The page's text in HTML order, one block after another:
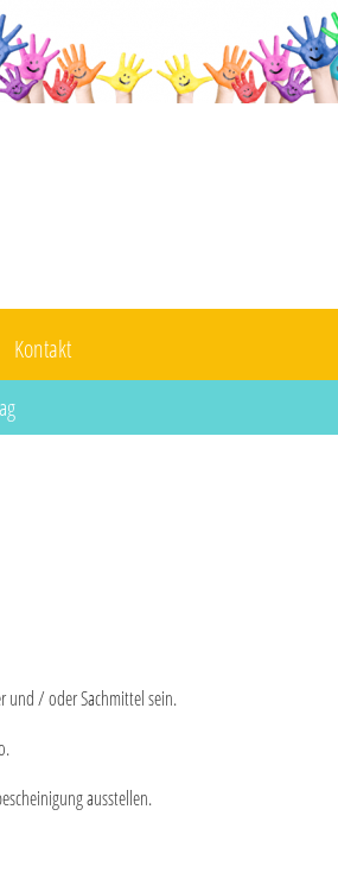
Kontakt
und / oder Sachmittel sein.
ausstellen.